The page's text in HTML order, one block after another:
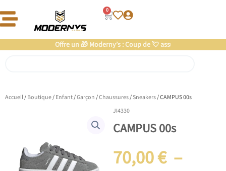
au
0
Panier
Offre un 🎁 Moderny’s : Coup de 💘 assuré
Accueil/Boutique/Enfant/Garçon/Chaussures/Sneakers/ CAMPUS 00s
JI4330
CAMPUS 00s
70,00€ –
Plage